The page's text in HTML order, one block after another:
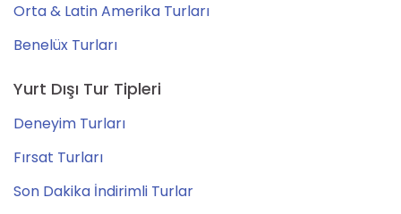
Orta & Latin Amerika Turları
Benelüx Turları
Yurt Dışı Tur Tipleri
Deneyim Turları
Fırsat Turları
Son Dakika İndirimli Turlar